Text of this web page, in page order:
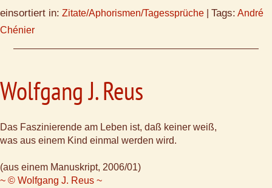
einsortiert in: Zitate/Aphorismen/Tagessprüche Tags: André
Chénier
Wolfgang J. Reus
Das Faszinierende am Leben ist, daß keiner weiß,
was aus einem Kind einmal werden wird.
(aus einem Manuskript, 2006/01)
~ © Wolfgang J. Reus ~